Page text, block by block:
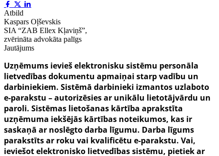
Atbild
Kaspars Oļševskis
SIA “ZAB Ellex Kļaviņš”,
zvērināta advokāta palīgs
Jautājums
Uzņēmums ievieš elektronisku sistēmu personāla
lietvedības dokumentu apmaiņai starp vadību un
darbiniekiem. Sistēmā darbinieki izmantos uzlaboto
e-parakstu – autorizēsies ar unikālu lietotājvārdu un
paroli. Sistēmas lietošanas kārtība aprakstīta
uzņēmuma iekšējās kārtības noteikumos, kas ir
saskaņā ar noslēgto darba līgumu. Darba līgums
parakstīts ar roku vai kvalificētu e-parakstu. Vai,
ieviešot elektronisko lietvedības sistēmu, pietiek ar